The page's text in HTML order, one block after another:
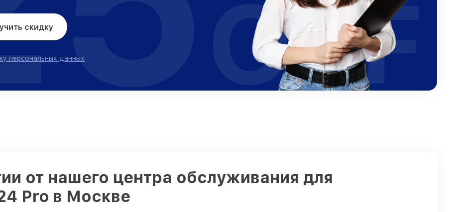
скидку
персональных данных
OFF
от нашего центра обслуживания для
Pro в Москве